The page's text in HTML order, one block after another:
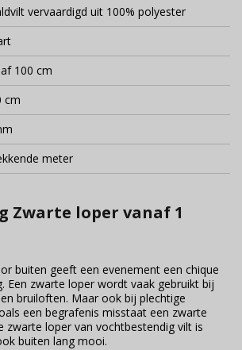
vervaardigd uit 100% polyester
100 cm
cm
meter
Zwarte loper vanaf 1
buiten geeft een evenement een chique
Een zwarte loper wordt vaak gebruikt bij
bruiloften. Maar ook bij plechtige
een begrafenis misstaat een zwarte
zwarte loper van vochtbestendig vilt is
buiten lang mooi.